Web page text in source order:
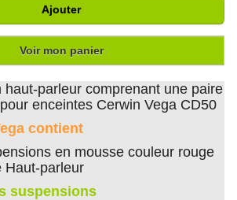
Ajouter
Voir mon panier
haut-parleur comprenant une paire
enceintes Cerwin Vega CD50
contient
en mousse couleur rouge
Haut-parleur
suspensions